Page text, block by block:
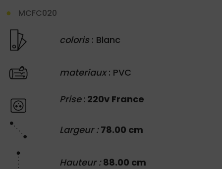
MCFC020
coloris: Blanc
materiaux: PVC
Prise : 220v France
Largeur :78.00 cm
Hauteur :88.00 cm
04
50 |